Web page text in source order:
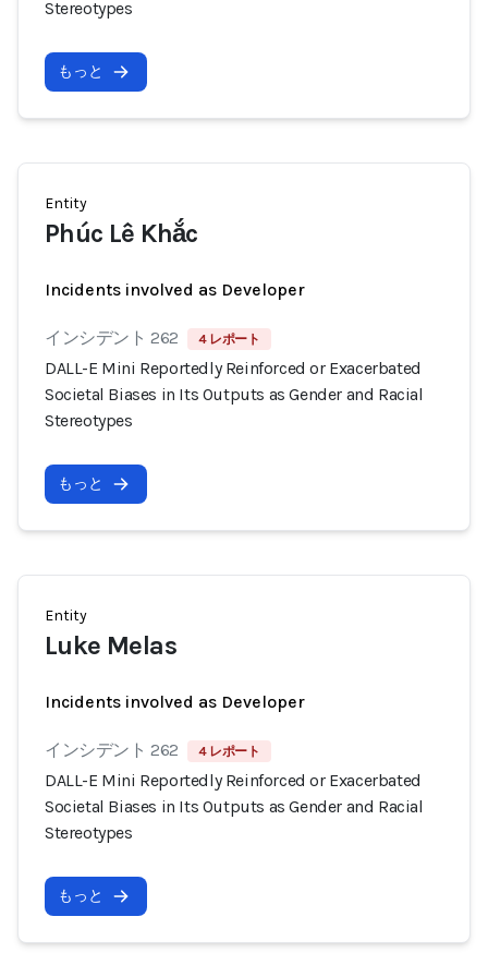
Stereotypes
もっと
Entity
Phúc Lê Khắc
Incidents involved as Developer
インシデント 262 4 レポート
DALL-E Mini Reportedly Reinforced or Exacerbated
Societal Biases in Its Outputs as Gender and Racial
Stereotypes
もっと
Entity
Luke Melas
Incidents involved as Developer
インシデント 262 4 レポート
DALL-E Mini Reportedly Reinforced or Exacerbated
Societal Biases in Its Outputs as Gender and Racial
Stereotypes
もっと